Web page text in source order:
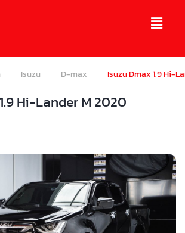
Isuzu D-max Isuzu Dmax 1.9 Hi-
Hi-Lander M 2020